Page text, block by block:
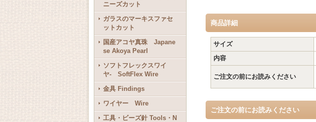
ニーズカット
ガラスのマーキスファセ
ットカット
国産アコヤ真珠 Japane
se Akoya Pearl
ソフトフレックスワイ
ヤ- SoftFlex Wire
金具 Findings
ワイヤー Wire
工具・ビーズ針 Tools・N
商品詳細
サイズ
内容
ご注文の前にお読みください
ご注文の前にお読みください